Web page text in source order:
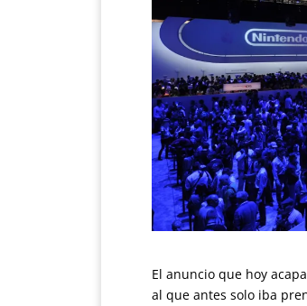
El anuncio que hoy
al que antes solo iba